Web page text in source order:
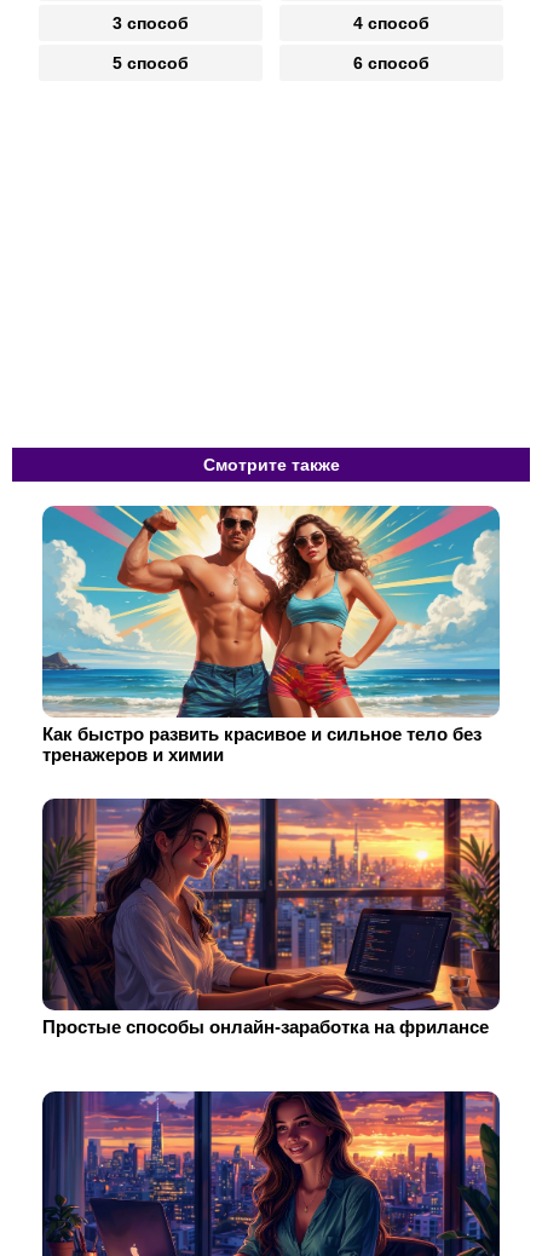
3 способ 4 способ
5 способ 6 способ
Смотрите также
Как быстро развить красивое и сильное тело без
тренажеров и химии
Простые способы онлайн-заработка на фрилансе